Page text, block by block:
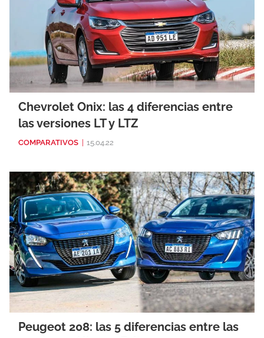
Chevrolet Onix: las 4 diferencias entre
las versiones LT y LTZ
COMPARATIVOS 15.04.22
Peugeot 208: las 5 diferencias entre las